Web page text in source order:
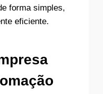
forma simples,
eficiente.